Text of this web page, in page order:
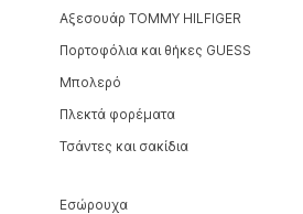
Αξεσουάρ TOMMY HILFIGER
Πορτοφόλια και θήκες GUESS
Μπολερό
Πλεκτά φορέματα
Τσάντες και σακίδια
Εσώρουχα